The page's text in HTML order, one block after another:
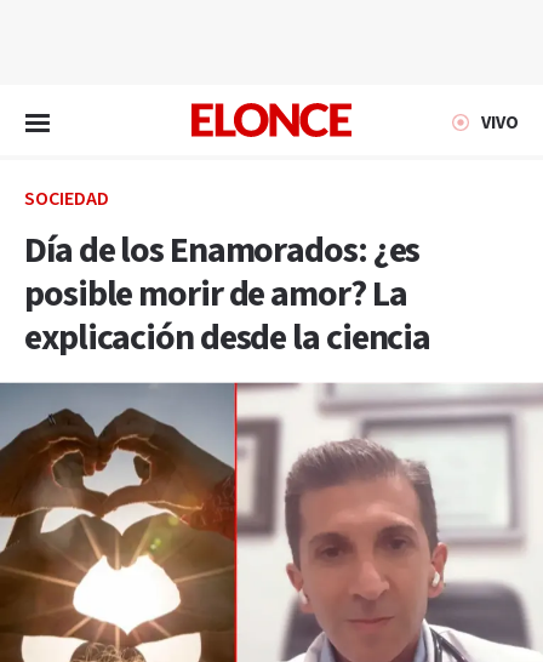
VIVO
SOCIEDAD
Día de los Enamorados: ¿es
posible morir de amor? La
explicación desde la ciencia